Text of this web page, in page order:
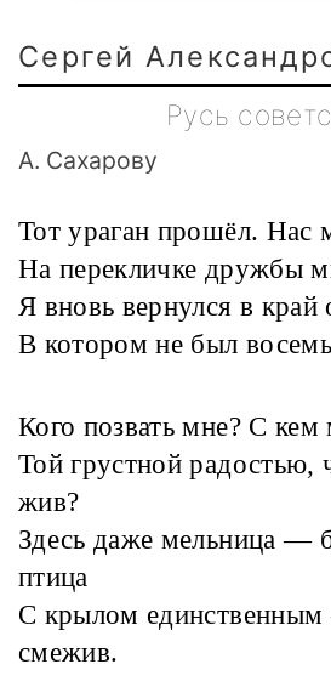
Сергей
Русь
А. Сахарову
Тот ураган прошёл. Нас
На перекличке дружбы
Я вновь вернулся в край
В котором не был восемь
Кого позвать мне? С кем
Той грустной радостью,
жив?
Здесь даже мельница —
птица
С крылом единственным
смежив.